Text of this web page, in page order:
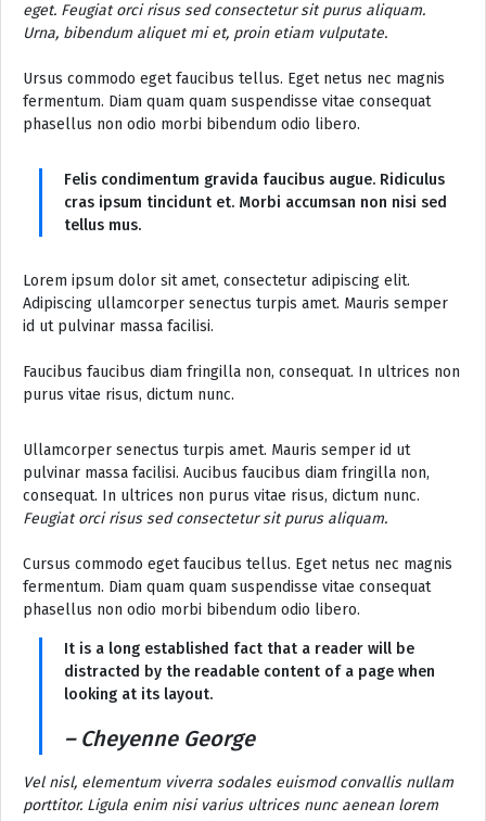
eget. Feugiat orci risus sed consectetur sit purus aliquam.
Urna, bibendum aliquet mi et, proin etiam vulputate.
Ursus commodo eget faucibus tellus. Eget netus nec magnis
fermentum. Diam quam quam suspendisse vitae consequat
phasellus non odio morbi bibendum odio libero.
Felis condimentum gravida faucibus augue. Ridiculus
cras ipsum tincidunt et. Morbi accumsan non nisi sed
tellus mus.
Lorem ipsum dolor sit amet, consectetur adipiscing elit.
Adipiscing ullamcorper senectus turpis amet. Mauris semper
id ut pulvinar massa facilisi.
Faucibus faucibus diam fringilla non, consequat. In ultrices non
purus vitae risus, dictum nunc.
Ullamcorper senectus turpis amet. Mauris semper id ut
pulvinar massa facilisi. Aucibus faucibus diam fringilla non,
consequat. In ultrices non purus vitae risus, dictum nunc.
Feugiat orci risus sed consectetur sit purus aliquam.
Cursus commodo eget faucibus tellus. Eget netus nec magnis
fermentum. Diam quam quam suspendisse vitae consequat
phasellus non odio morbi bibendum odio libero.
It is a long established fact that a reader will be
distracted by the readable content of a page when
looking at its layout.
– Cheyenne George
Vel nisl, elementum viverra sodales euismod convallis nullam
porttitor. Ligula enim nisi varius ultrices nunc aenean lorem